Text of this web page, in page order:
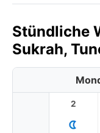
Stündliche
Sukrah,
2